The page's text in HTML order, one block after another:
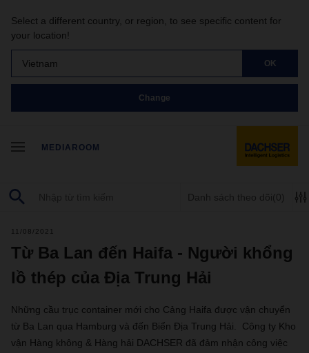
Select a different country, or region, to see specific content for
your location!
Vietnam OK
Change
MEDIAROOM
Danh sách theo dõi(0)
11/08/2021
Từ Ba Lan đến Haifa - Người khổng
lồ thép của Địa Trung Hải
Những cầu trục container mới cho Cảng Haifa được vận chuyển
từ Ba Lan qua Hamburg và đến Biển Địa Trung Hải. Công ty Kho
vận Hàng không & Hàng hải DACHSER đã đảm nhận công việc